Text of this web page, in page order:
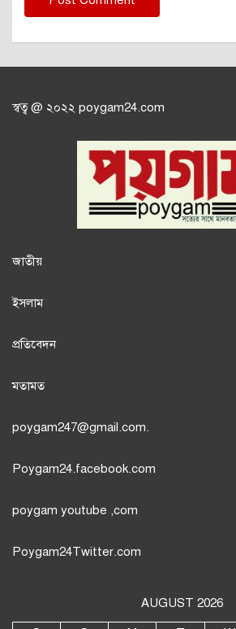
স্বত্ব @ ২০২২ poygam24.com
জাতীয়
ইসলাম
প্রতিবেদন
মতামত
poygam247@gmail.com.
Poygam24.facebook.com
poygam youtube ,com
Poygam24Twitter.com
AUGUST 2026